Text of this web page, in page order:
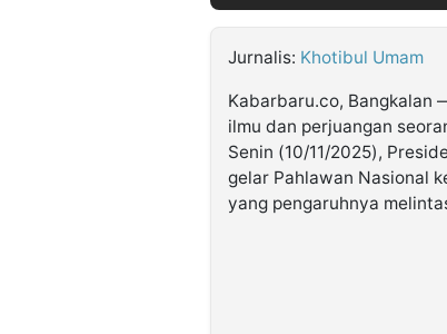
Jurnalis: Khotibul Umam
Kabarbaru.co, Bangkalan
ilmu dan perjuangan
Senin (10/11/2025),
gelar Pahlawan Nasional
yang pengaruhnya